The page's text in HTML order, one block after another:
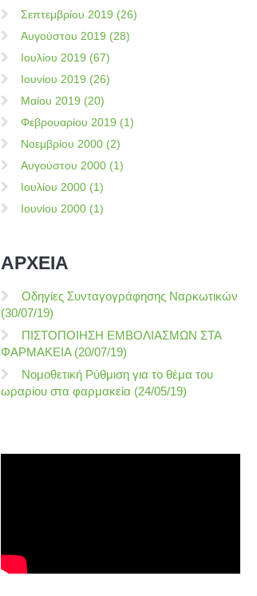
Σεπτεμβρίου 2019 (26)
Αυγούστου 2019 (28)
Ιουλίου 2019 (67)
Ιουνίου 2019 (26)
Μαίου 2019 (20)
Φεβρουαρίου 2019 (1)
Νοεμβρίου 2000 (2)
Αυγούστου 2000 (1)
Ιουλίου 2000 (1)
Ιουνίου 2000 (1)
ΑΡΧΕΙΑ
Οδηγίες Συνταγογράφησης Ναρκωτικών
(30/07/19)
ΠΙΣΤΟΠΟΙΗΣΗ ΕΜΒΟΛΙΑΣΜΩΝ ΣΤΑ
ΦΑΡΜΑΚΕΙΑ (20/07/19)
Νομοθετική Ρύθμιση για το θέμα του
ωραρίου στα φαρμακεία (24/05/19)